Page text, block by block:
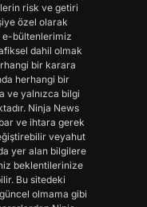
risk ve getiri
özel olarak
e-bültenlerimiz
dahil olmak
bir karara
herhangi bir
ve yalnızca bilgi
Ninja News
ve ihtara gerek
veyahut
yer alan bilgilere
beklentilerinize
Bu sitedeki
olmama gibi